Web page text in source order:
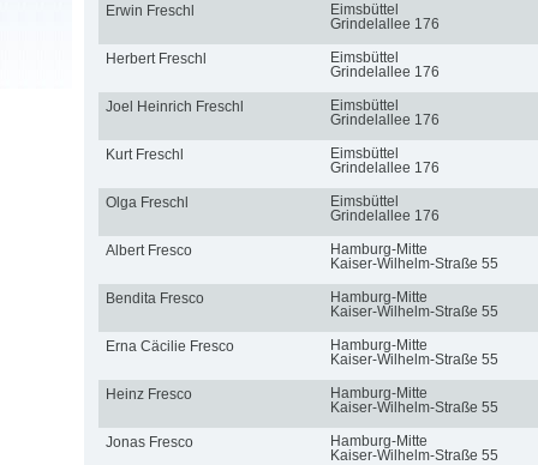
Erwin Freschl
Eimsbüttel
Grindelallee 176
Herbert Freschl
Eimsbüttel
Grindelallee 176
Joel Heinrich Freschl
Eimsbüttel
Grindelallee 176
Kurt Freschl
Eimsbüttel
Grindelallee 176
Olga Freschl
Eimsbüttel
Grindelallee 176
Albert Fresco
Hamburg-Mitte
Kaiser-Wilhelm-Straße 55
Bendita Fresco
Hamburg-Mitte
Kaiser-Wilhelm-Straße 55
Erna Cäcilie Fresco
Hamburg-Mitte
Kaiser-Wilhelm-Straße 55
Heinz Fresco
Hamburg-Mitte
Kaiser-Wilhelm-Straße 55
Jonas Fresco
Hamburg-Mitte
Kaiser-Wilhelm-Straße 55